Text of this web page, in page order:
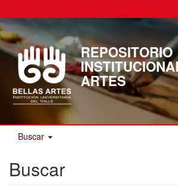
REPOSITORIO
ARTES
Buscar
Buscar